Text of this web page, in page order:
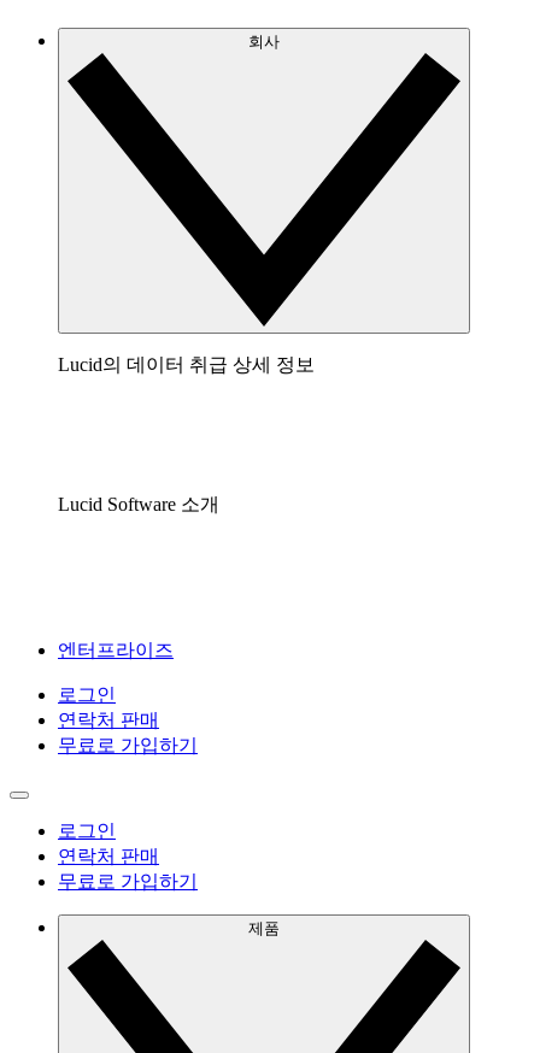
회사
Lucid의 데이터 취급 상세 정보
Lucid Software 소개
엔터프라이즈
로그인
연락처 판매
무료로 가입하기
로그인
연락처 판매
무료로 가입하기
제품